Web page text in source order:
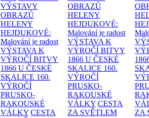
VÝSTAVY
OBRAZŮ
HELENY
HEJDUKOVÉ:
Malování je radost
VÝSTAVA K
VÝROČÍ BITVY
1866 U ČESKÉ
SKALICE 160.
VÝROČÍ
PRUSKO-
RAKOUSKÉ
VÁLKY CESTA
OBRAZŮ
HELENY
HEJDUKOVÉ:
Malování je radost
VÝSTAVA K
VÝROČÍ BITVY
1866 U ČESKÉ
SKALICE 160.
VÝROČÍ
PRUSKO-
RAKOUSKÉ
VÁLKY CESTA
ZA SVĚTLEM
ZA